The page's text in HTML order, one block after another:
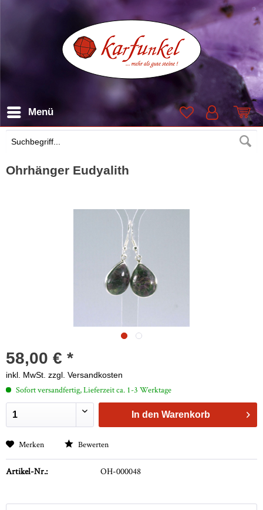
Suchen
Menü
Ohrhänger Eudyalith
58,00 € *
inkl. MwSt. zzgl. Versandkosten
Sofort versandfertig, Lieferzeit ca. 1-3 Werktage
In den Warenkorb
Merken Bewerten
Artikel-Nr.: OH-000048